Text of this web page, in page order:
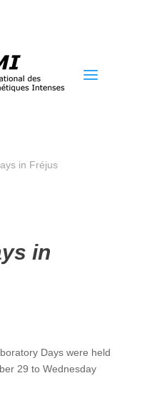
a
in Fréjus
in
Days were held
29 to Wednesday